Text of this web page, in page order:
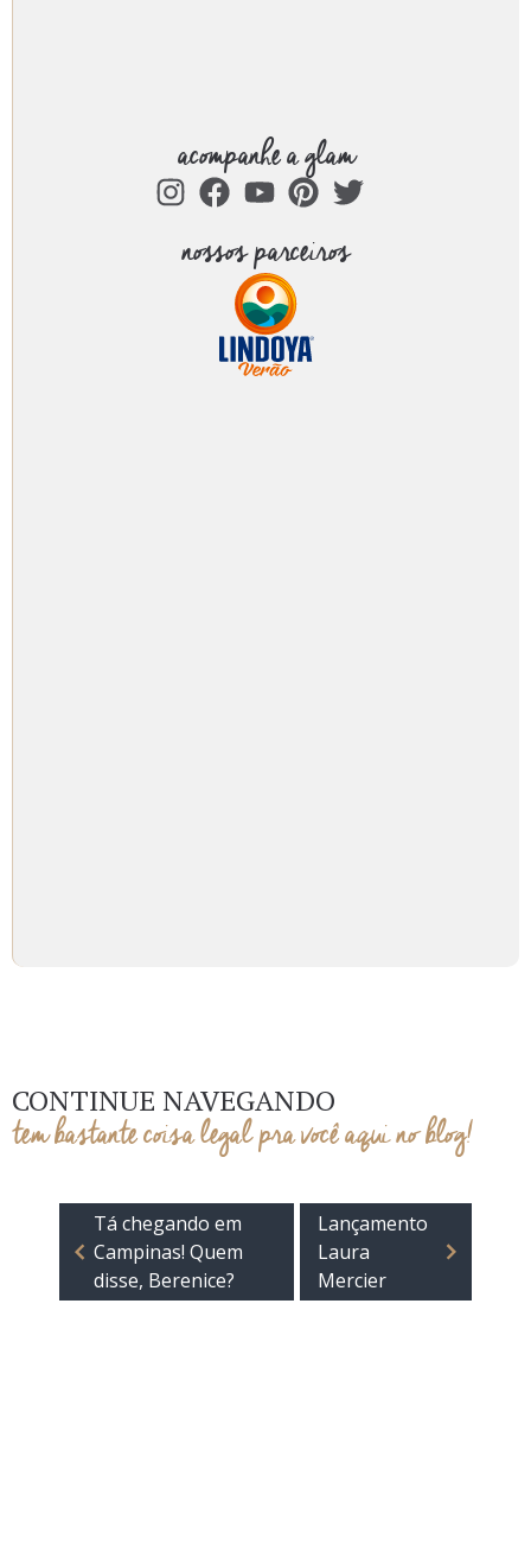
acompanhe a glam
nossos parceiros
CONTINUE NAVEGANDO
tem bastante coisa legal pra você aqui no blog!
Tá chegando em
Campinas! Quem
disse, Berenice?
Lançamento
Laura
Mercier